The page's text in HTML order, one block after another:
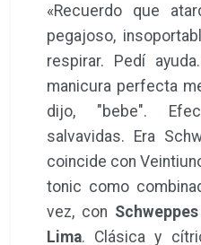
«Recuerdo que
pegajoso,
respirar. Pedí
manicura perfecta
dijo, "bebe".
salvavidas. Era
coincide con
tonic como
vez, con
Lima. Clásica y